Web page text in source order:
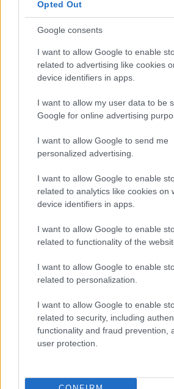
Opted Out
Google consents
I want to allow Google to enable
related to advertising like cookies
device identifiers in apps.
I want to allow my user data to be
Google for online advertising
I want to allow Google to send me
personalized advertising.
I want to allow Google to enable
related to analytics like cookies on
device identifiers in apps.
I want to allow Google to enable
related to functionality of the
I want to allow Google to enable
related to personalization.
I want to allow Google to enable
related to security, including
functionality and fraud prevention,
user protection.
EZEKET IS AJÁNLJUK
FORMA-1
Fontos
FORMA-1
Zéró kifogás az
célkeresztben
FORMA-1
A Hondánál
teljesen új
Martinnal
„Enélkül a probléma nélkül talán
volna Perezt. Gyorsabbak
elérhető közelségben volt a
különbségek egyáltalán nem